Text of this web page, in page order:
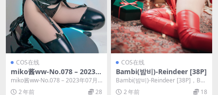
COS在线
miko酱ww-No.078 – 2023年
07月订阅 (17套) [188P]
miko酱ww-No.078 – 2023年07月
订阅 (17套) [188P]...
2 年前 28
COS在线
Bambi(밤비)-Reindeer [38P]
Bambi(밤비)-Reindeer [38P]，Ba
mbi(밤비)在线作品导航...
2 年前 18